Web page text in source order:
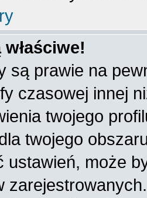
są prawie na
czasowej innej
twojego
twojego
ustawień, może